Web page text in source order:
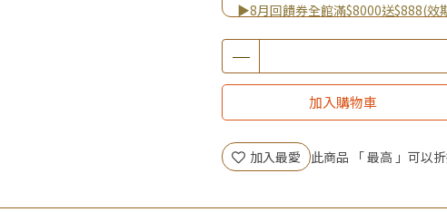
▶8月回饋券全館滿$8000送$888(效
▶8/8王國雙饗日 全館9折
▶消費滿999｜享超值價$299加購BIO
▶全館不限消費金額｜享超值價$19
▶王國加購活動 訂單享超值優惠價加
加入購物車
加入最愛 此商品 「 最高 」可以